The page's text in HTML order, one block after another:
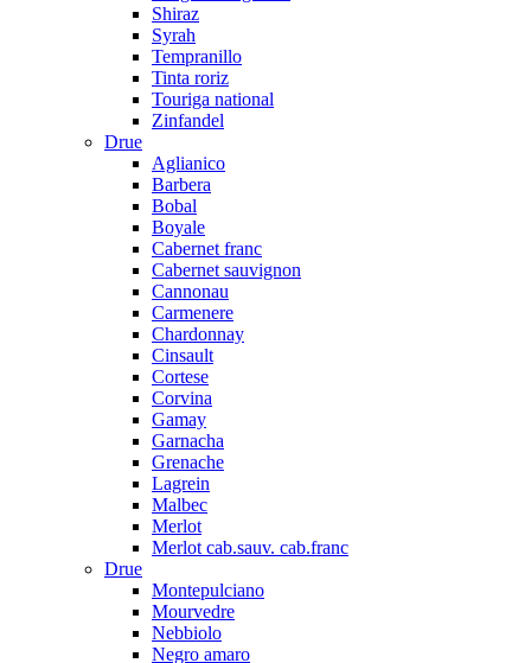
Shiraz
Syrah
Tempranillo
Tinta roriz
Touriga national
Zinfandel
Drue
Aglianico
Barbera
Bobal
Boyale
Cabernet franc
Cabernet sauvignon
Cannonau
Carmenere
Chardonnay
Cinsault
Cortese
Corvina
Gamay
Garnacha
Grenache
Lagrein
Malbec
Merlot
Merlot cab.sauv. cab.franc
Drue
Montepulciano
Mourvedre
Nebbiolo
Negro amaro